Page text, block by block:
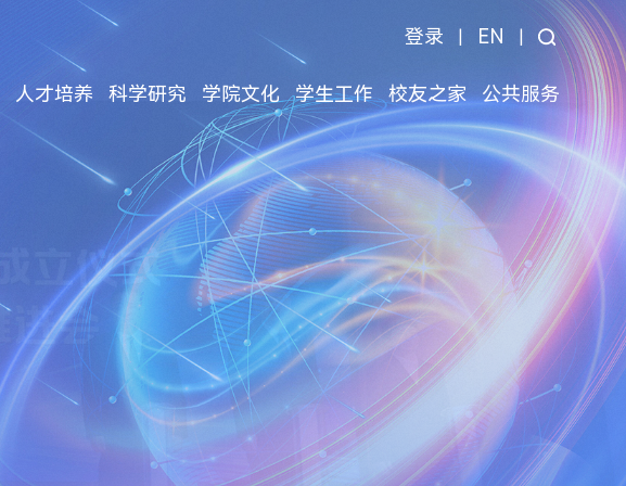
登录 EN
人才培养 科学研究 学院文化 学生工作 校友之家 公共服务